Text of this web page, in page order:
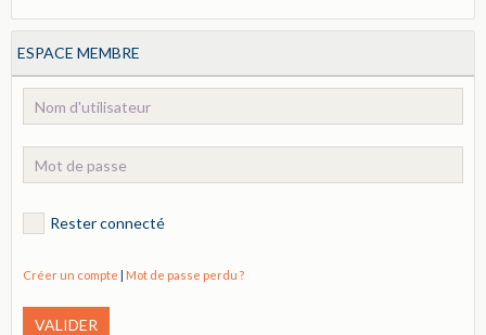
ESPACE MEMBRE
Rester connecté
Créer un compte | Mot de passe perdu ?
VALIDER